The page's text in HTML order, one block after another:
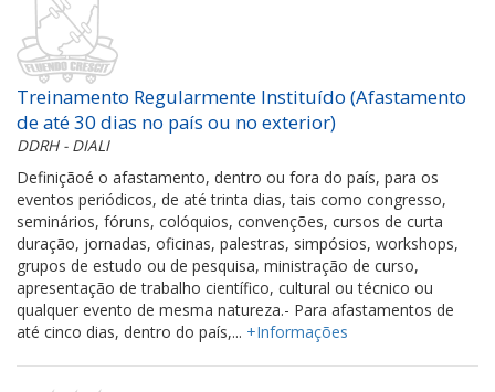
Treinamento Regularmente Instituído (Afastamento
de até 30 dias no país ou no exterior)
DDRH - DIALI
Definiçãoé o afastamento, dentro ou fora do país, para os
eventos periódicos, de até trinta dias, tais como congresso,
seminários, fóruns, colóquios, convenções, cursos de curta
duração, jornadas, oficinas, palestras, simpósios, workshops,
grupos de estudo ou de pesquisa, ministração de curso,
apresentação de trabalho científico, cultural ou técnico ou
qualquer evento de mesma natureza.- Para afastamentos de
até cinco dias, dentro do país,... +Informações